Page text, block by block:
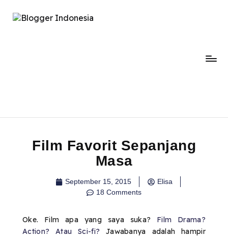
Film Favorit Sepanjang
Masa
September 15, 2015
Elisa
18 Comments
Oke. Film apa yang saya suka? Film Drama?
Action? Atau Sci-fi? Jawabanya adalah hampir